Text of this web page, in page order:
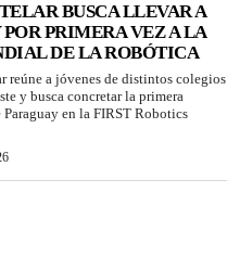
BUSCA LLEVAR A
POR PRIMERA VEZ A LA
DE LA ROBÓTICA
reúne a jóvenes de distintos colegios
y busca concretar la primera
en la FIRST Robotics